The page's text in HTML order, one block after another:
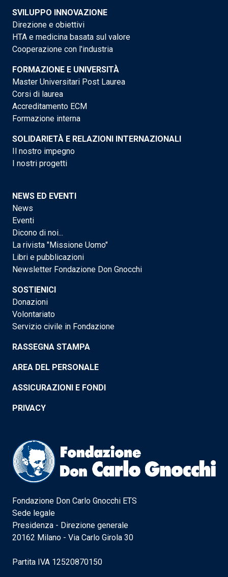
SVILUPPO INNOVAZIONE
Direzione e obiettivi
HTA e medicina basata sul valore
Cooperazione con l'industria
FORMAZIONE E UNIVERSITÀ
Master Universitari Post Laurea
Corsi di laurea
Accreditamento ECM
Formazione interna
SOLIDARIETÀ E RELAZIONI INTERNAZIONALI
Il nostro impegno
I nostri progetti
NEWS ED EVENTI
News
Eventi
Dicono di noi...
La rivista "Missione Uomo"
Libri e pubblicazioni
Newsletter Fondazione Don Gnocchi
SOSTIENICI
Donazioni
Volontariato
Servizio civile in Fondazione
RASSEGNA STAMPA
AREA DEL PERSONALE
ASSICURAZIONI E FONDI
PRIVACY
Fondazione Don Carlo Gnocchi ETS
Sede legale
Presidenza - Direzione generale
20162 Milano - Via Carlo Girola 30
Partita IVA 12520870150